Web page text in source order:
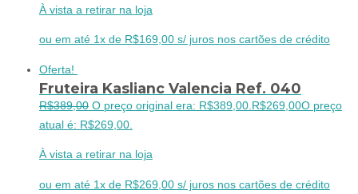
À vista a retirar na loja
ou em até 1x de R$169,00 s/ juros nos cartões de crédito
Oferta!
Fruteira Kaslianc Valencia Ref. 040
R$389,00 O preço original era: R$389,00. R$269,00O preço
atual é: R$269,00.
À vista a retirar na loja
ou em até 1x de R$269,00 s/ juros nos cartões de crédito